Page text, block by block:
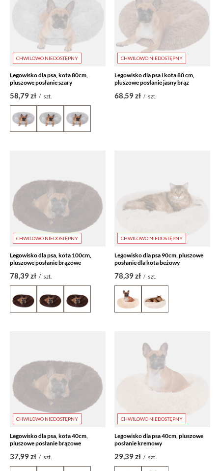
CHWILOWO NIEDOSTĘPNY
Legowisko dla psa, kota 80cm,
pluszowe posłanie szary
58,79 zł / szt.
CHWILOWO NIEDOSTĘPNY
Legowisko dla psa i kota 80 cm,
pluszowe posłanie jasny brąz
68,59 zł / szt.
CHWILOWO NIEDOSTĘPNY
Legowisko dla psa, kota 100cm,
pluszowe posłanie brązowe
78,39 zł / szt.
CHWILOWO NIEDOSTĘPNY
Legowisko dla psa 90cm, pluszowe
posłanie dla kota beżowy
78,39 zł / szt.
CHWILOWO NIEDOSTĘPNY
Legowisko dla psa, kota 40cm,
pluszowe posłanie brązowe
37,99 zł / szt.
CHWILOWO NIEDOSTĘPNY
Legowisko dla psa 40cm, pluszowe
posłanie kremowy
29,39 zł / szt.